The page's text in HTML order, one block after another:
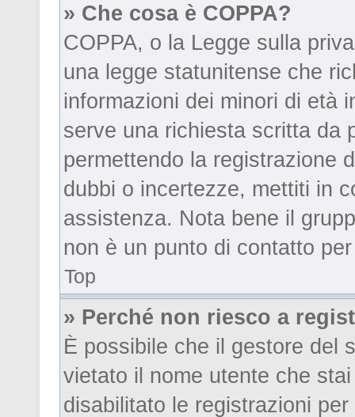
» Che cosa è COPPA?
COPPA, o la Legge sulla
una legge statunitense che
informazioni dei minori di età
serve una richiesta scritta da
permettendo la registrazione
dubbi o incertezze, mettiti in
assistenza. Nota bene il
non è un punto di contatto
Top
» Perché non riesco a
È possibile che il gestore del
vietato il nome utente che
disabilitato le registrazioni